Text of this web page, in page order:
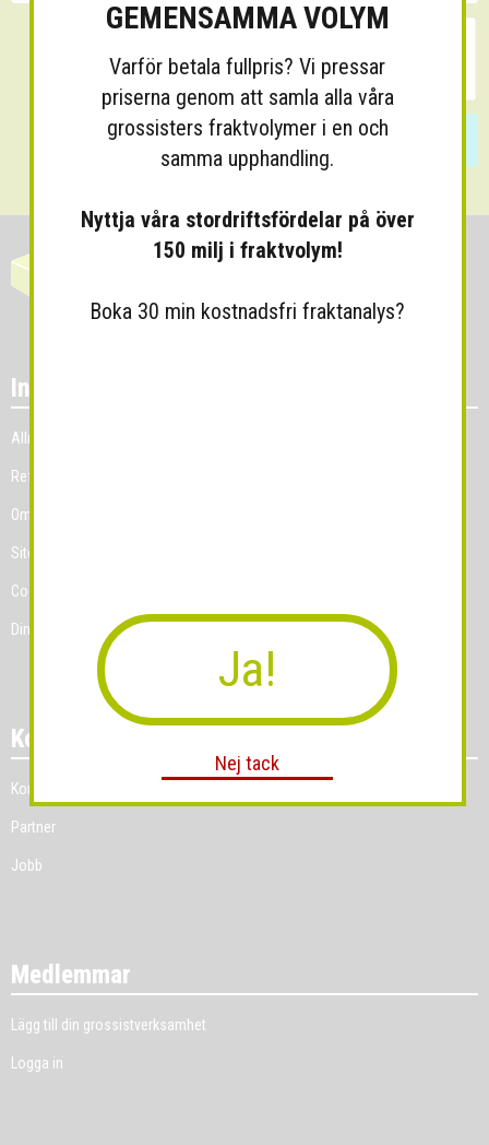
Information
Allmänna villkor
Referenskunder
Om Grossist.se
Sitemap
Cookies
Dina Cookie-prefenser
Kontakt
Kontakt
Partner
Jobb
Medlemmar
Lägg till din grossistverksamhet
Logga in
GEMENSAMMA VOLYM
Varför betala fullpris? Vi pressar
priserna genom att samla alla våra
grossisters fraktvolymer i en och
samma upphandling.
Nyttja våra stordriftsfördelar på över
150 milj i fraktvolym!
Boka 30 min kostnadsfri fraktanalys?
Ja!
Nej tack